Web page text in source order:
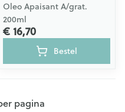
Oleo Apaisant A/grat.
200ml
€ 16,70
Bestel
pagina